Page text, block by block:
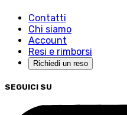
Contatti
Chi siamo
Account
Resi e rimborsi
Richiedi un reso
SEGUICI SU